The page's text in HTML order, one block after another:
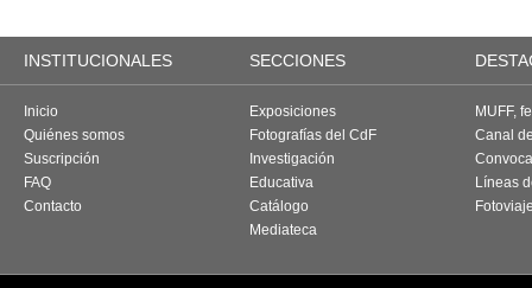
INSTITUCIONALES SECCIONES
Inicio
Quiénes somos
Suscripción
FAQ
Contacto
Exposiciones
Fotografías del CdF
Investigación
Educativa
Catálogo
Mediateca
MUFF,
Canal
Líneas